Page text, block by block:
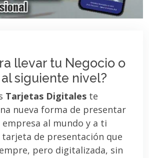
llevar tu Negocio o
siguiente nivel?
Tarjetas Digitales te
nueva forma de presentar
al mundo y a ti
tarjeta de presentación que
pero digitalizada, sin